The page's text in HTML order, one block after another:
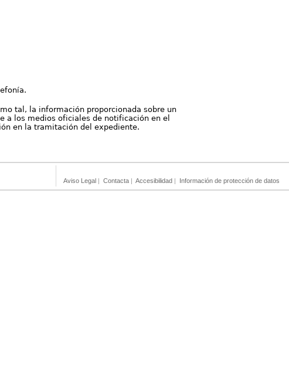
tal, la información proporcionada sobre un
a los medios oficiales de notificación en el
en la tramitación del expediente.
Aviso Legal | Contacta | Accesibilidad | Información de protección de datos